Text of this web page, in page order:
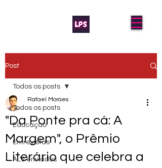
Post
Todos os posts
Educação
Entrevistas
AL's enviados
Todos os posts
"Da Ponte pra cá: A
Margem", o Prêmio
Literário que celebra a
Rafael Moraes